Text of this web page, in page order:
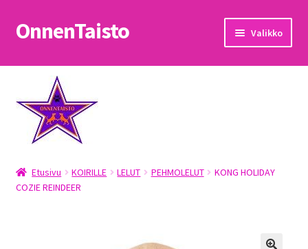
Siirry
navigointiin
Siirry
sisältöön
OnnenTaisto Valikko
Etusivu
Kassa
Oma tili
OnnenTaisto
Etusivu KOIRILLE LELUT PEHMOLELUT
KONG HOLIDAY
COZIE REINDEER